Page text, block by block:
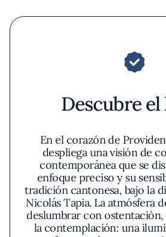
Descubre
En el corazón de
despliega una visión de
contemporánea que se
enfoque preciso y su
tradición cantonesa, bajo la
Nicolás Tapia. La atmósfera
deslumbrar con ostentación,
la contemplación: una